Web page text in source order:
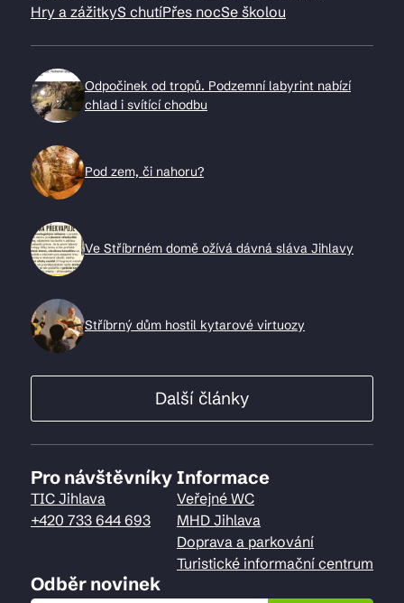
Hry a zážitkyS chutíPřes nocSe školou
Odpočinek od tropů. Podzemní labyrint nabízí
chlad i svítící chodbu
Pod zem, či nahoru?
Ve Stříbrném domě ožívá dávná sláva Jihlavy
Stříbrný dům hostil kytarové virtuozy
Další články
Pro návštěvníky
TIC Jihlava
+420 733 644 693
Informace
Veřejné WC
MHD Jihlava
Doprava a parkování
Turistické informační centrum
Odběr novinek